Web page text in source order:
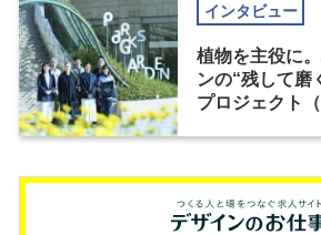
インタビュー
植物を主役に
ンの“残して磨
プロジェクト（